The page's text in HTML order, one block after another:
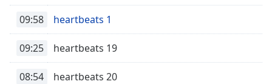
Color
09:58 heartbeats 1
09:25 heartbeats 19
08:54 heartbeats 20